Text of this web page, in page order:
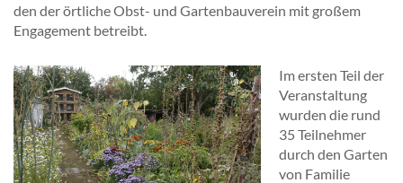
den der örtliche Obst- und Gartenbauverein mit großem
Engagement betreibt.
Im ersten Teil der
Veranstaltung
wurden die rund
35 Teilnehmer
durch den Garten
von Familie